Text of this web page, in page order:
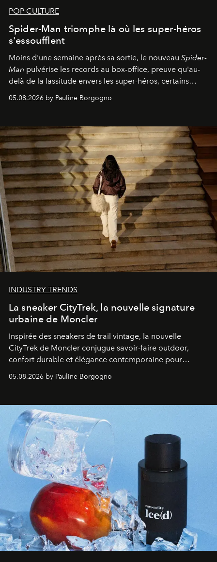
POP CULTURE
Spider-Man triomphe là où les super-héros
s'essoufflent
Moins d'une semaine après sa sortie, le nouveau Spider-
Man pulvérise les records au box-office, preuve qu'au-
delà de la lassitude envers les super-héros, certains
personnages continuent de susciter une ferveur intacte.
05.08.2026 by Pauline Borgogno
INDUSTRY TRENDS
La sneaker CityTrek, la nouvelle signature
urbaine de Moncler
Inspirée des sneakers de trail vintage, la nouvelle
CityTrek de Moncler conjugue savoir-faire outdoor,
confort durable et élégance contemporaine pour
accompagner les explorations du quotidien.
05.08.2026 by Pauline Borgogno